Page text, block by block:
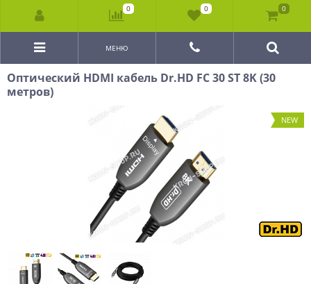
МЕНЮ
Оптический HDMI кабель Dr.HD FC 30 ST 8K (30
метров)
NEW
0 0 0